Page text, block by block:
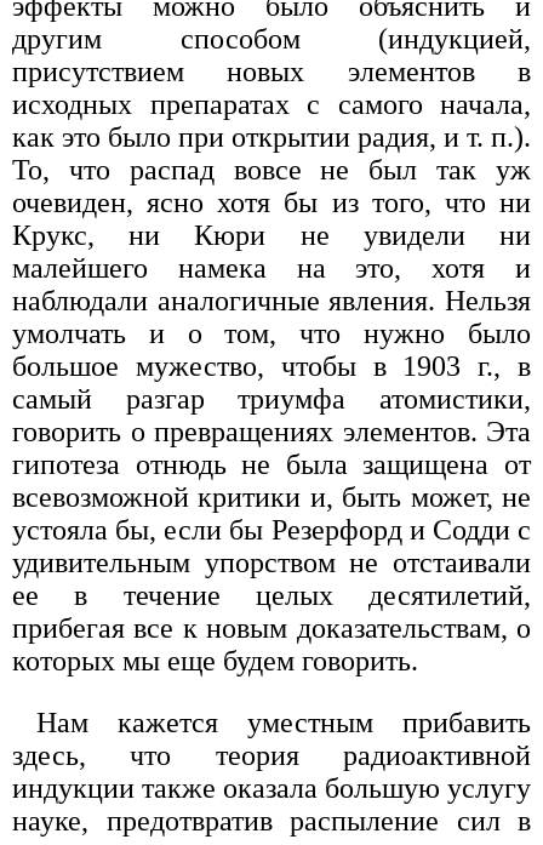
другим способом (индукцией,
присутствием новых элементов в
исходных препаратах с самого начала,
как это было при открытии радия, и т. п.).
То, что распад вовсе не был так уж
очевиден, ясно хотя бы из того, что ни
Крукс, ни Кюри не увидели ни
малейшего намека на это, хотя и
наблюдали аналогичные явления. Нельзя
умолчать и о том, что нужно было
большое мужество, чтобы в 1903 г., в
самый разгар триумфа атомистики,
говорить о превращениях элементов. Эта
гипотеза отнюдь не была защищена от
всевозможной критики и, быть может, не
устояла бы, если бы Резерфорд и Содди с
удивительным упорством не отстаивали
ее в течение целых десятилетий,
прибегая все к новым доказательствам, о
которых мы еще будем говорить.
Нам кажется уместным прибавить
здесь, что теория радиоактивной
индукции также оказала большую услугу
науке, предотвратив распыление сил в